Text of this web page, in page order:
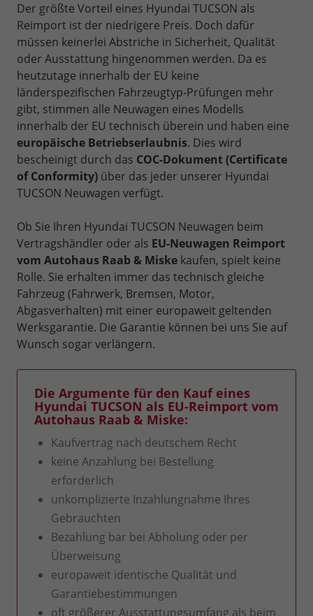
Der größte Vorteil eines Hyundai TUCSON als
Reimport ist der niedrigere Preis. Doch dafür
müssen keinerlei Abstriche in Sicherheit, Qualität
oder Ausstattung hingenommen werden. Da es
heutzutage innerhalb der EU keine
länderspezifischen Fahrzeugtyp-Prüfungen mehr
gibt, stimmen alle Neuwagen eines Modells
innerhalb der EU technisch überein und haben eine
europäische Betriebserlaubnis. Dies wird
bescheinigt durch das COC-Dokument (Certificate
of Conformity) über das jeder unserer Hyundai
TUCSON Neuwagen verfügt.
Ob Sie Ihren Hyundai TUCSON Neuwagen beim
Vertragshändler oder als EU-Neuwagen Reimport
vom Autohaus Raab & Miske kaufen, spielt keine
Rolle. Sie erhalten immer das technisch gleiche
Fahrzeug (Fahrwerk, Bremsen, Motor,
Abgasverhalten) mit einer europaweit geltenden
Werksgarantie. Die Garantie können bei uns Sie auf
Wunsch sogar verlängern.
Die Argumente für den Kauf eines
Hyundai TUCSON als EU-Reimport vom
Autohaus Raab & Miske:
Kaufvertrag nach deutschem Recht
keine Anzahlung bei Bestellung
erforderlich
unkomplizierte Inzahlungnahme Ihres
Gebrauchten
Bezahlung bar bei Abholung oder per
Überweisung
europaweit identische Qualität und
Garantiebestimmungen
oft größerer Ausstattungsumfang als beim